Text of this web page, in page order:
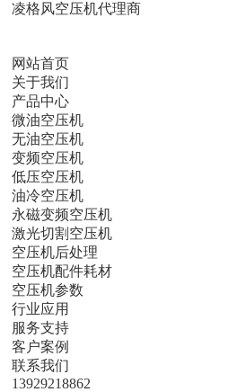
凌格风空压机代理商
网站首页
关于我们
产品中心
微油空压机
无油空压机
变频空压机
低压空压机
油冷空压机
永磁变频空压机
激光切割空压机
空压机后处理
空压机配件耗材
空压机参数
行业应用
服务支持
客户案例
联系我们
13929218862